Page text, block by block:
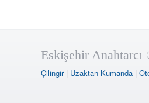
Eskişehir Anahtarcı
Çilingir| Uzaktan Kumanda |